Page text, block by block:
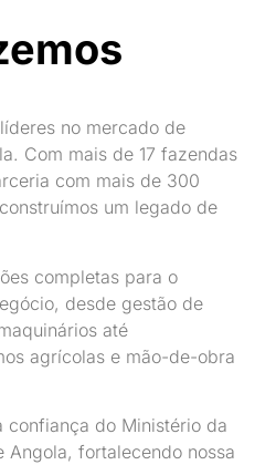
no mercado de
Com mais de 17 fazendas
com mais de 300
um legado de
completas para o
desde gestão de
até
agrícolas e mão-de-obra
confiança do Ministério da
Angola, fortalecendo nossa